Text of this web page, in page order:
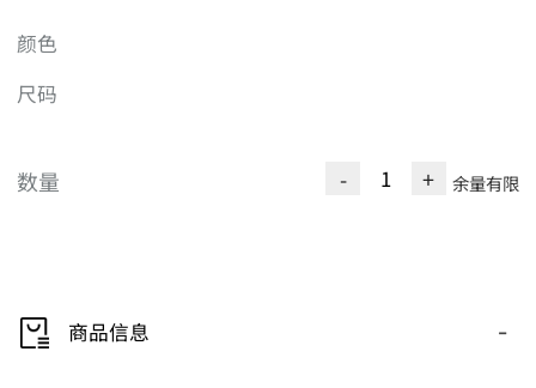
颜色
尺码
数量 - + 余量有限
商品信息 -